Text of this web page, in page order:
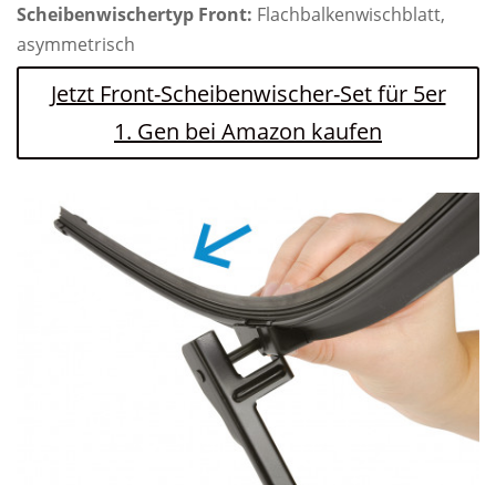
Scheibenwischertyp Front: Flachbalkenwischblatt,
asymmetrisch
Jetzt Front-Scheibenwischer-Set für 5er
1. Gen bei Amazon kaufen